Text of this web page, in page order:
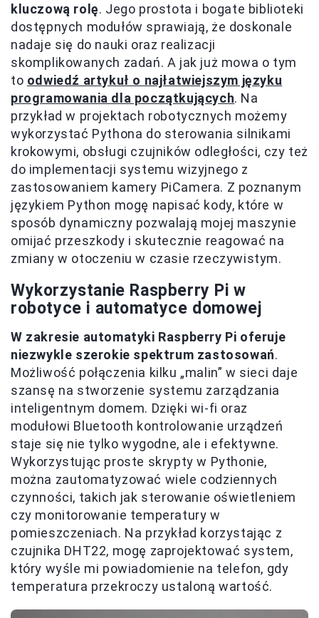
kluczową rolę. Jego prostota i bogate biblioteki
dostępnych modułów sprawiają, że doskonale
nadaje się do nauki oraz realizacji
skomplikowanych zadań. A jak już mowa o tym
to odwiedź artykuł o najłatwiejszym języku
programowania dla początkujących. Na
przykład w projektach robotycznych możemy
wykorzystać Pythona do sterowania silnikami
krokowymi, obsługi czujników odległości, czy też
do implementacji systemu wizyjnego z
zastosowaniem kamery PiCamera. Z poznanym
językiem Python mogę napisać kody, które w
sposób dynamiczny pozwalają mojej maszynie
omijać przeszkody i skutecznie reagować na
zmiany w otoczeniu w czasie rzeczywistym.
Wykorzystanie Raspberry Pi w
robotyce i automatyce domowej
W zakresie automatyki Raspberry Pi oferuje
niezwykle szerokie spektrum zastosowań.
Możliwość połączenia kilku „malin” w sieci daje
szansę na stworzenie systemu zarządzania
inteligentnym domem. Dzięki wi-fi oraz
modułowi Bluetooth kontrolowanie urządzeń
staje się nie tylko wygodne, ale i efektywne.
Wykorzystując proste skrypty w Pythonie,
można zautomatyzować wiele codziennych
czynności, takich jak sterowanie oświetleniem
czy monitorowanie temperatury w
pomieszczeniach. Na przykład korzystając z
czujnika DHT22, mogę zaprojektować system,
który wyśle mi powiadomienie na telefon, gdy
temperatura przekroczy ustaloną wartość.